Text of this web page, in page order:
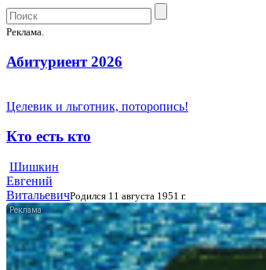
Реклама.
Абитуриент 2026
Целевик и льготник, поторопись!
Кто есть кто
Шишкин
Евгений
ВитальевичРодился 11 августа 1951 г.